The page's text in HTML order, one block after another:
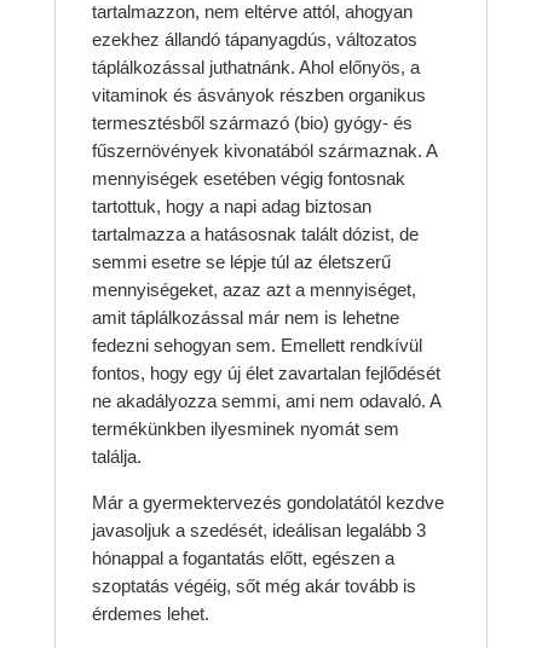
tartalmazzon, nem eltérve attól, ahogyan
ezekhez állandó tápanyagdús, változatos
táplálkozással juthatnánk. Ahol előnyös, a
vitaminok és ásványok részben organikus
termesztésből származó (bio) gyógy- és
fűszernövények kivonatából származnak. A
mennyiségek esetében végig fontosnak
tartottuk, hogy a napi adag biztosan
tartalmazza a hatásosnak talált dózist, de
semmi esetre se lépje túl az életszerű
mennyiségeket, azaz azt a mennyiséget,
amit táplálkozással már nem is lehetne
fedezni sehogyan sem. Emellett rendkívül
fontos, hogy egy új élet zavartalan fejlődését
ne akadályozza semmi, ami nem odavaló. A
termékünkben ilyesminek nyomát sem
találja.
Már a gyermektervezés gondolatától kezdve
javasoljuk a szedését, ideálisan legalább 3
hónappal a fogantatás előtt, egészen a
szoptatás végéig, sőt még akár tovább is
érdemes lehet.